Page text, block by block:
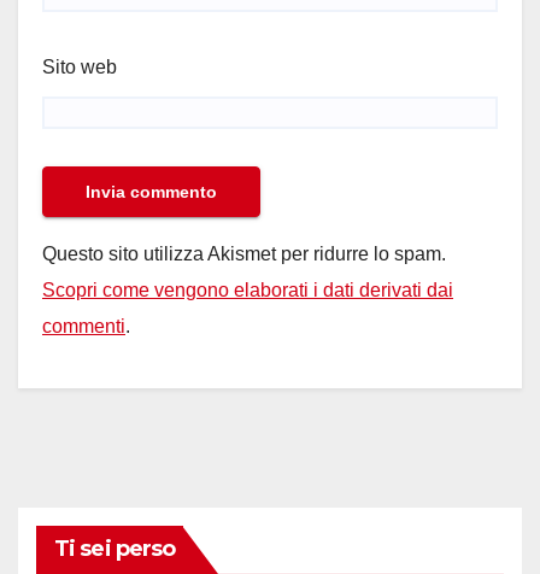
Sito web
Questo sito utilizza Akismet per ridurre lo spam.
Scopri come vengono elaborati i dati derivati dai
commenti.
Ti sei perso